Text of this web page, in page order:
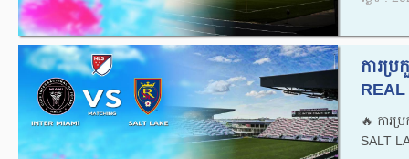
ការប្
🔥ការ
SALT